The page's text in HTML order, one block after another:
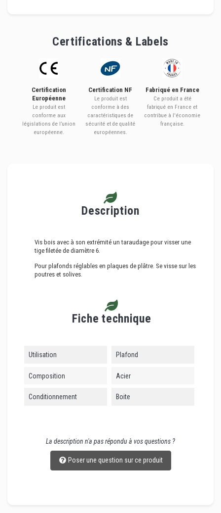
Certifications & Labels
Certification
Européenne
Le produit est
conforme aux
législations de l’union
européenne.
Certification NF
Le produit est
conforme à des
caractéristiques de
sécurité et de qualité
européennes.
Fabriqué en France
Ce produit a été
fabriqué en France et
contribue à l'économie
française.
Description
Vis bois avec à son extrémité un taraudage pour visser une
tige filetée de diamètre 6.
Pour plafonds réglables en plaques de plâtre. Se visse sur les
poutres et solives.
Fiche technique
Utilisation Plafond
Composition Acier
Conditionnement Boite
La description n'a pas répondu à vos questions ?
Poser une question sur ce produit